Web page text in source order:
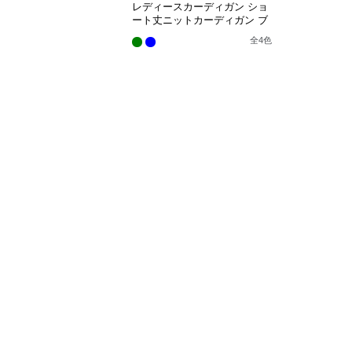
レディースカーディガン ショ
ート丈ニットカーディガン ブ
全4色